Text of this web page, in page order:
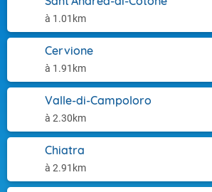
à 1.01km
Cervione
à 1.91km
Valle-di-Campoloro
à 2.30km
Chiatra
à 2.91km